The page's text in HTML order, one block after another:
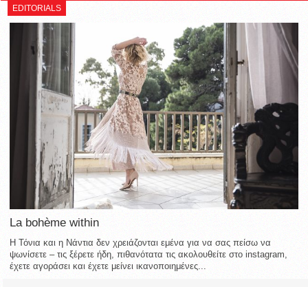
EDITORIALS
La bohème within
Η Τόνια και η Νάντια δεν χρειάζονται εμένα για να σας πείσω να
ψωνίσετε – τις ξέρετε ήδη, πιθανότατα τις ακολουθείτε στο instagram,
έχετε αγοράσει και έχετε μείνει ικανοποιημένες...